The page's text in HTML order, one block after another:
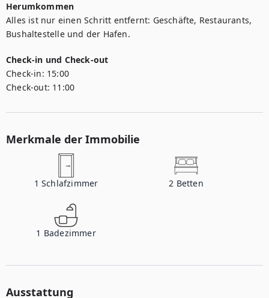
Herumkommen
Alles ist nur einen Schritt entfernt: Geschäfte, Restaurants,
Bushaltestelle und der Hafen.
Check-in und Check-out
Check-in: 15:00
Check-out: 11:00
Merkmale der Immobilie
1 Schlafzimmer 2 Betten
1 Badezimmer
Ausstattung